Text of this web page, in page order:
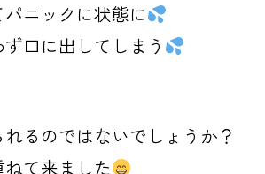
ニックに状態に
口に出してしまう
るのではないでしょうか？
て来ました